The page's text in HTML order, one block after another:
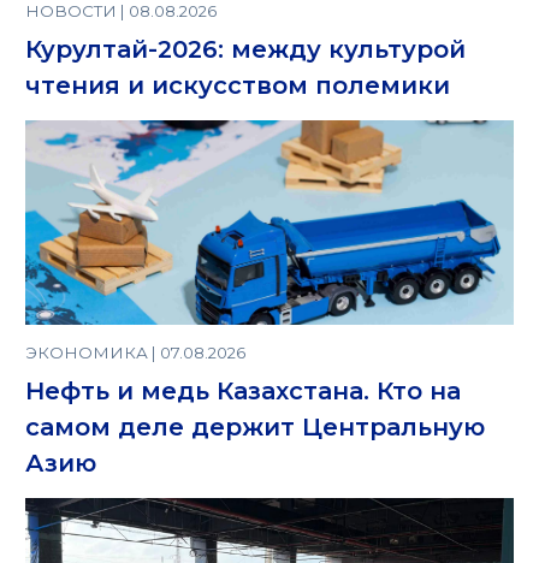
НОВОСТИ | 08.08.2026
Курултай-2026: между культурой
чтения и искусством полемики
ЭКОНОМИКА | 07.08.2026
Нефть и медь Казахстана. Кто на
самом деле держит Центральную
Азию